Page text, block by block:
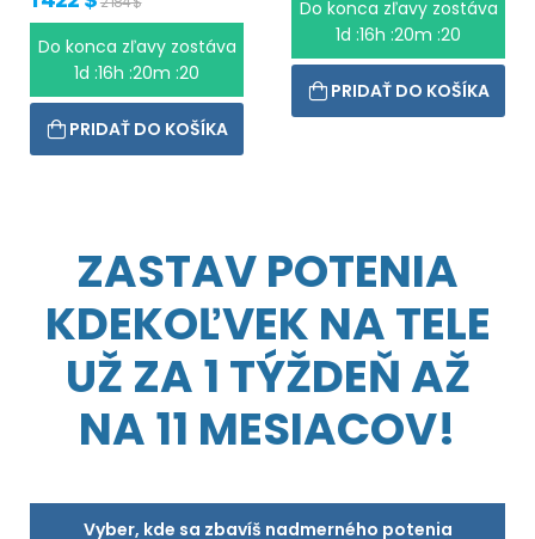
Do konca zľavy zostáva
1d :16h :20m :20
PRIDAŤ DO KOŠÍKA
Do konca zľavy zostáva
1d :16h :20m :20
PRIDAŤ DO KOŠÍKA
ZASTAV POTENIA
KDEKOĽVEK NA TELE
UŽ ZA 1 TÝŽDEŇ AŽ
NA 11 MESIACOV!
Vyber, kde sa zbavíš nadmerného potenia